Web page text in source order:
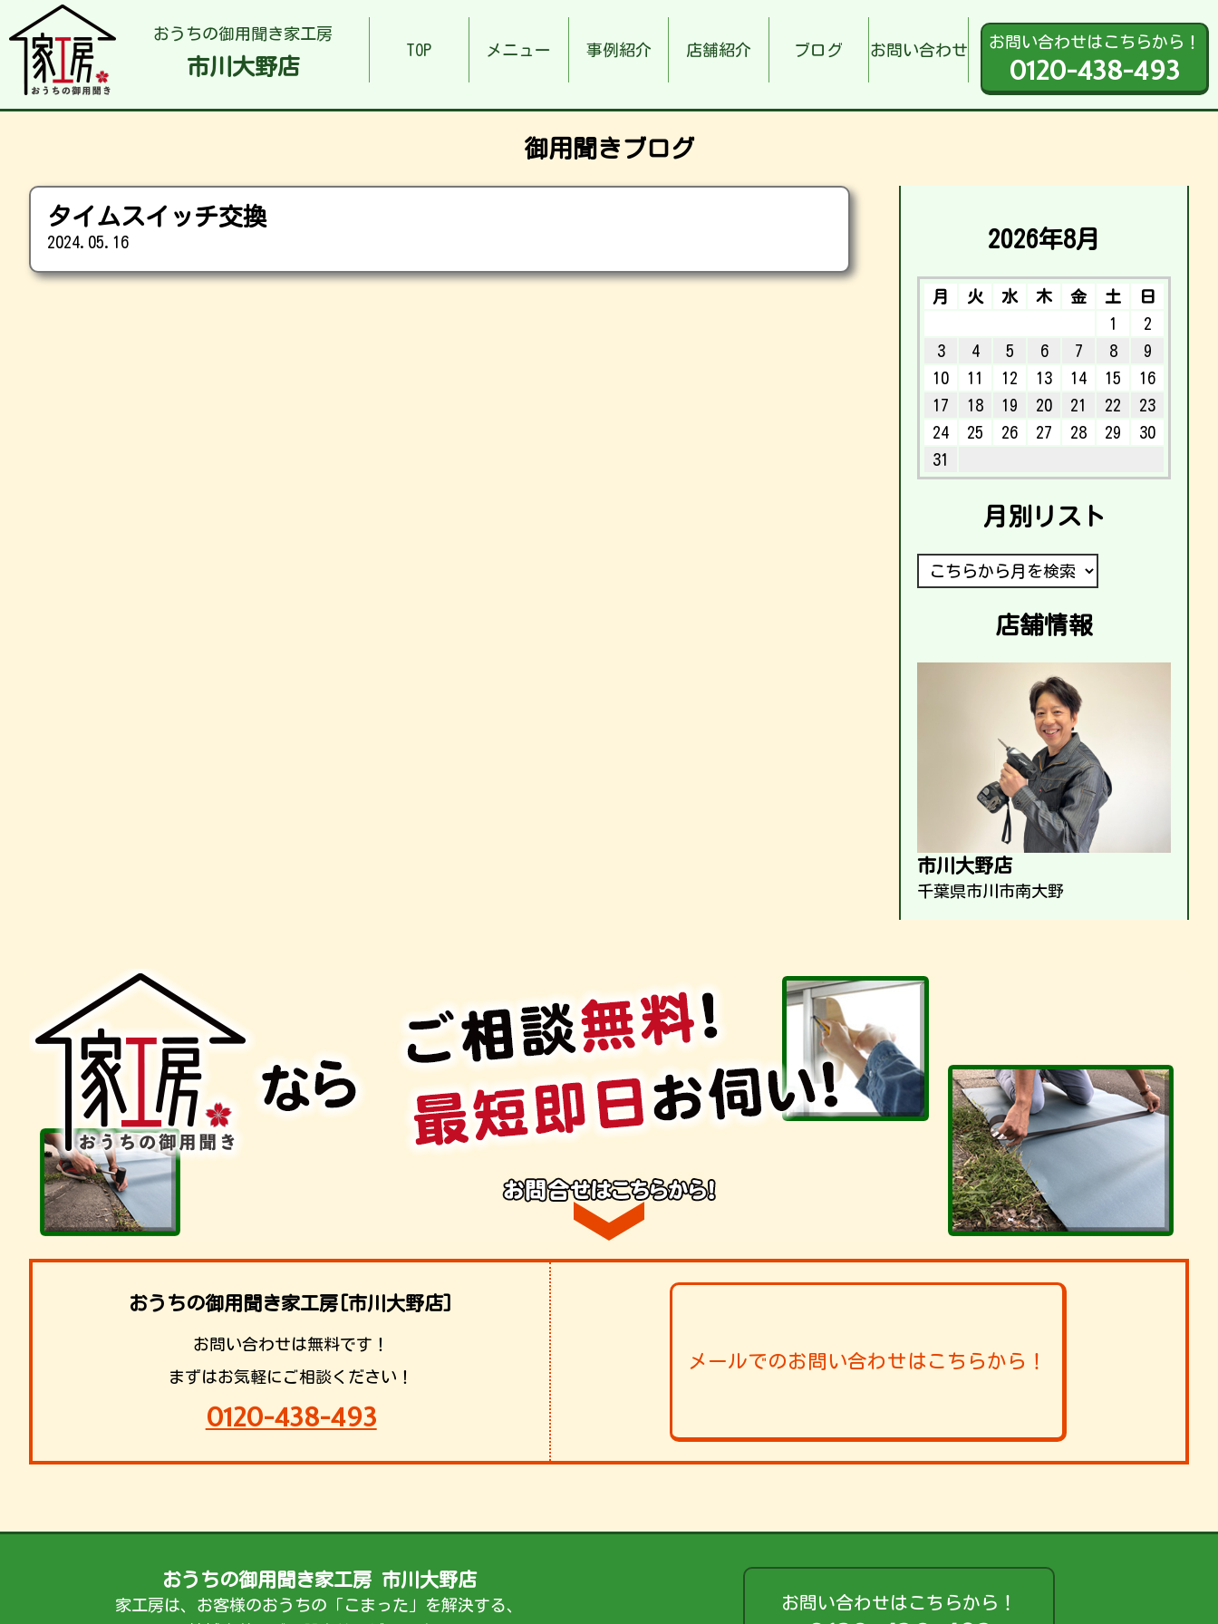
おうちの御用聞き家工房
市川大野店
TOP メニュー 事例紹介 店舗紹介 ブログ お問い合わせ お問い合わせはこちらから！
0120-438-493
御用聞きブログ
タイムスイッチ交換
2024.05.16 2026年8月
月 火 水 木 金 土
日
1
2
3
4 5 6 7 8
9
10
11 12 13 14 15
16
17
18 19 20 21 22
23
24
25 26 27 28 29
30
31
月別リスト
店舗情報
市川大野店
千葉県市川市南大野
おうちの御用聞き家工房[市川大野店]
お問い合わせは無料です！
まずはお気軽にご相談ください！
0120-438-493
メールでのお問い合わせはこちらから！
おうちの御用聞き家工房 市川大野店
家工房は、お客様のおうちの「こまった」を解決する、
お問い合わせはこちらから！